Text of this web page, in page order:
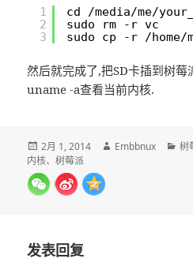
1
2
3
cd /media/me/
sudo rm -r vc
sudo cp -r /
然后就完成了,把SD卡插到树莓
uname -a查看当前内核.
发
布
于
2月 1, 2014
作
Embbnux
分
树
内核、树莓派
发表回复